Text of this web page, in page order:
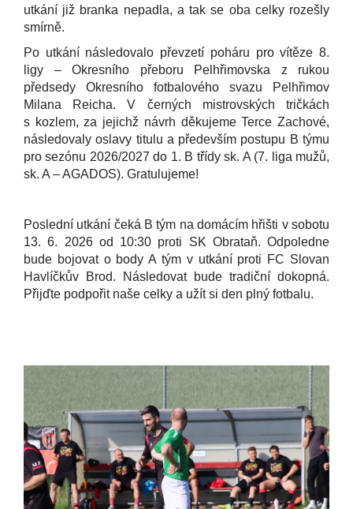
utkání již branka nepadla, a tak se oba celky rozešly
smírně.
Po utkání následovalo převzetí poháru pro vítěze 8.
ligy – Okresního přeboru Pelhřimovska z rukou
předsedy Okresního fotbalového svazu Pelhřimov
Milana Reicha. V černých mistrovských tričkách
s kozlem, za jejichž návrh děkujeme Terce Zachové,
následovaly oslavy titulu a především postupu B týmu
pro sezónu 2026/2027 do 1. B třídy sk. A (7. liga mužů,
sk. A – AGADOS). Gratulujeme!
Poslední utkání čeká B tým na domácím hřišti v sobotu
13. 6. 2026 od 10:30 proti SK Obrataň. Odpoledne
bude bojovat o body A tým v utkání proti FC Slovan
Havlíčkův Brod. Následovat bude tradiční dokopná.
Přijďte podpořit naše celky a užít si den plný fotbalu.